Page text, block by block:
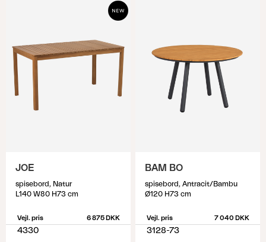
JOE
spisebord, Natur
L140 W80 H73 cm
Vejl. pris 6 875 DKK
4330
BAM BO
spisebord, Antracit/Bambu
Ø120 H73 cm
Vejl. pris 7 040 DKK
3128-73